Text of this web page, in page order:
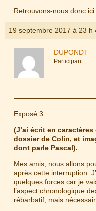
Retrouvons-nous donc
19 septembre 2017 à 23 h
DUPONDT
Participant
Exposé 3
(J’ai écrit en
dossier de Colin, et
dont parle Pascal).
Mes amis, nous allons
après cette interruption.
quelques forces car je
l’aspect chronologique
rébarbatif, mais